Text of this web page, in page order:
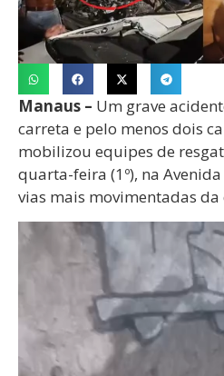
Manaus – Um grave
carreta e pelo menos dois
mobilizou equipes de
quarta-feira (1º), na
vias mais movimentadas
Tocador
vídeo